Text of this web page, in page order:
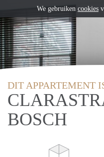
DIT APPARTEMENT
BOSCH
We gebruiken cookies